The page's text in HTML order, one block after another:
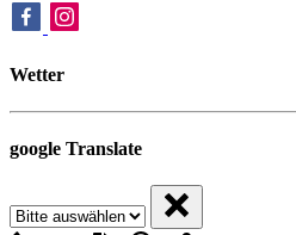
Wetter
google Translate